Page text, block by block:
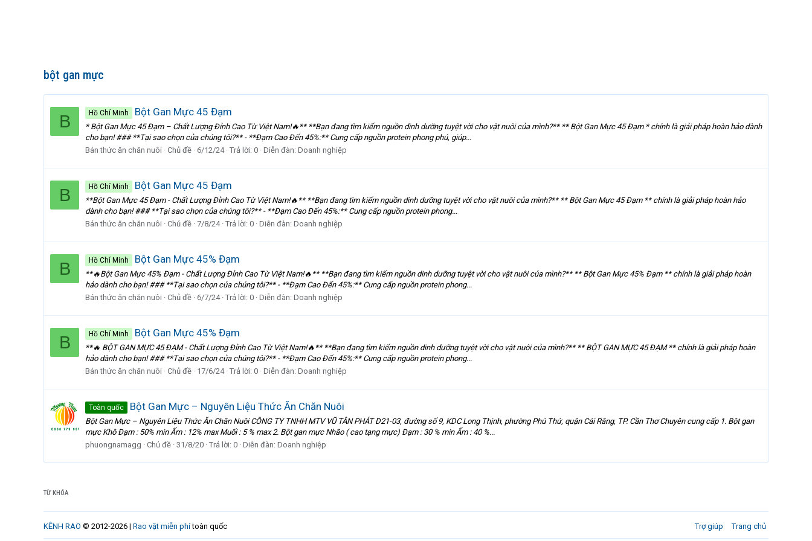
bột gan mực
B Hồ Chí Minh Bột Gan Mực 45 Đạm
* Bột Gan Mực 45 Đạm – Chất Lượng Đỉnh Cao Từ Việt Nam!🔥** **Bạn đang tìm kiếm nguồn dinh dưỡng tuyệt vời cho vật nuôi của mình?** ** Bột Gan Mực 45 Đạm * chính là giải pháp hoàn hảo dành
cho bạn! ### **Tại sao chọn của chúng tôi?** - **Đạm Cao Đến 45%:** Cung cấp nguồn protein phong phú, giúp...
Bán thức ăn chăn nuôi
Chủ đề 6/12/24 Trả lời: 0 Diễn đàn: Doanh nghiệp
B Hồ Chí Minh Bột Gan Mực 45 Đạm
**Bột Gan Mực 45 Đạm - Chất Lượng Đỉnh Cao Từ Việt Nam!🔥** **Bạn đang tìm kiếm nguồn dinh dưỡng tuyệt vời cho vật nuôi của mình?** ** Bột Gan Mực 45 Đạm ** chính là giải pháp hoàn hảo
dành cho bạn! ### **Tại sao chọn của chúng tôi?** - **Đạm Cao Đến 45%:** Cung cấp nguồn protein phong...
Bán thức ăn chăn nuôi
Chủ đề 7/8/24 Trả lời: 0 Diễn đàn: Doanh nghiệp
B Hồ Chí Minh Bột Gan Mực 45% Đạm
**🔥Bột Gan Mực 45% Đạm - Chất Lượng Đỉnh Cao Từ Việt Nam!🔥** **Bạn đang tìm kiếm nguồn dinh dưỡng tuyệt vời cho vật nuôi của mình?** ** Bột Gan Mực 45% Đạm ** chính là giải pháp hoàn
hảo dành cho bạn! ### **Tại sao chọn của chúng tôi?** - **Đạm Cao Đến 45%:** Cung cấp nguồn protein phong...
Bán thức ăn chăn nuôi
Chủ đề 6/7/24 Trả lời: 0 Diễn đàn: Doanh nghiệp
B Hồ Chí Minh Bột Gan Mực 45% Đạm
**🔥 BỘT GAN MỰC 45 ĐẠM - Chất Lượng Đỉnh Cao Từ Việt Nam!🔥** **Bạn đang tìm kiếm nguồn dinh dưỡng tuyệt vời cho vật nuôi của mình?** ** BỘT GAN MỰC 45 ĐẠM ** chính là giải pháp hoàn
hảo dành cho bạn! ### **Tại sao chọn của chúng tôi?** - **Đạm Cao Đến 45%:** Cung cấp nguồn protein phong...
Bán thức ăn chăn nuôi
Chủ đề 17/6/24 Trả lời: 0 Diễn đàn: Doanh nghiệp
Toàn quốc Bột Gan Mực – Nguyên Liệu Thức Ăn Chăn Nuôi
Bột Gan Mực – Nguyên Liệu Thức Ăn Chăn Nuôi CÔNG TY TNHH MTV VŨ TÂN PHÁT D21-03, đường số 9, KDC Long Thịnh, phường Phú Thứ, quận Cái Răng, TP. Cần Thơ Chuyên cung cấp 1. Bột gan
mực Khô Đạm : 50% min Ẩm : 12% max Muối : 5 % max 2. Bột gan mực Nhão ( cao tạng mực) Đạm : 30 % min Ẩm : 40 %...
phuongnamagg
Chủ đề 31/8/20 Trả lời: 0 Diễn đàn: Doanh nghiệp
TỪ KHÓA
Trợ giúp Trang chủ
KÊNH RAO © 2012-2026 | Rao vặt miễn phítoàn quốc